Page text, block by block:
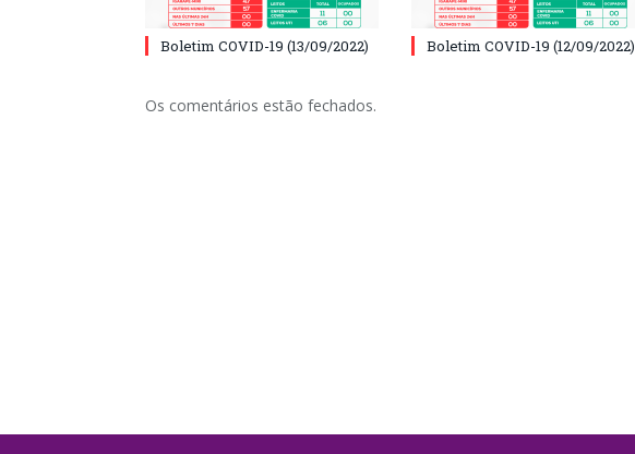
Boletim COVID-19 (13/09/2022) Boletim COVID-19 (12/09/2022)
Os comentários estão fechados.